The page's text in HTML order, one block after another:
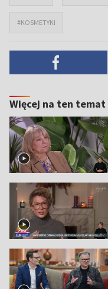
#KOSMETYKI
Więcej na ten temat